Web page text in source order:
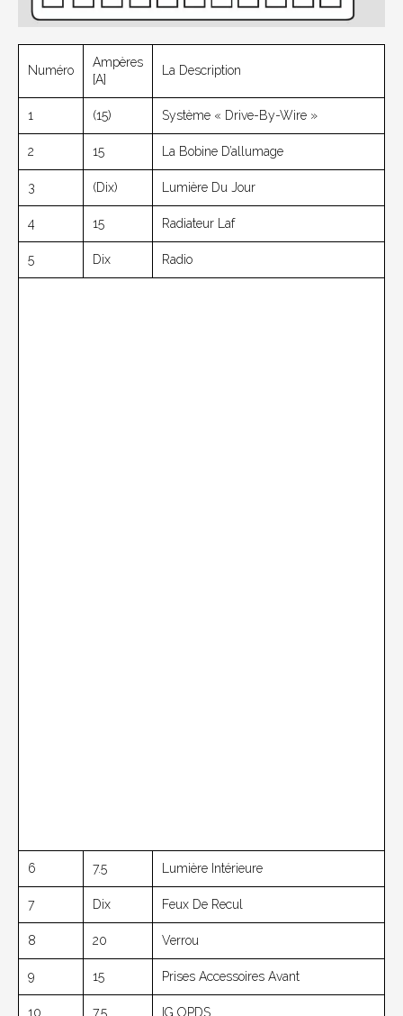
Numéro
Ampères
[A]
La Description
1 (15) Système « Drive-By-Wire »
2 15 La Bobine D’allumage
3 (dix) Lumière Du Jour
4 15 Radiateur Laf
5 Dix Radio
6 7.5 Lumière Intérieure
7 Dix Feux De Recul
8 20 Verrou
9 15 Prises Accessoires Avant
10 7.5 IG OPDS